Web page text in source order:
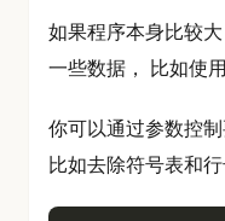
如果程序本身比较
一些数据， 比如使用
你可以通过参数控制
比如去除符号表和行